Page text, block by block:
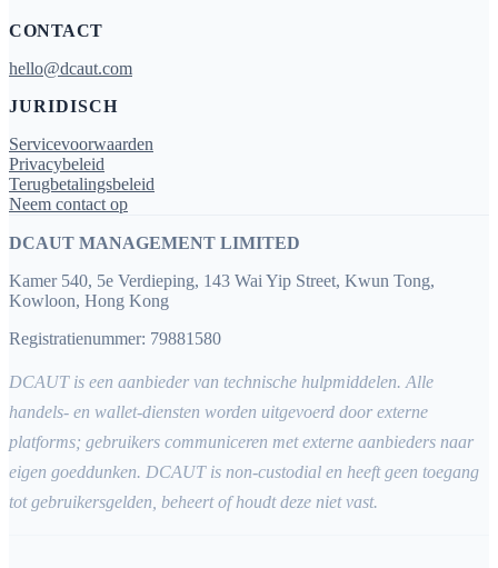
CONTACT
hello@dcaut.com
JURIDISCH
Servicevoorwaarden
Privacybeleid
Terugbetalingsbeleid
Neem contact op
DCAUT MANAGEMENT LIMITED
Kamer 540, 5e Verdieping, 143 Wai Yip Street, Kwun Tong,
Kowloon, Hong Kong
Registratienummer: 79881580
DCAUT is een aanbieder van technische hulpmiddelen. Alle
handels- en wallet-diensten worden uitgevoerd door externe
platforms; gebruikers communiceren met externe aanbieders naar
eigen goeddunken. DCAUT is non-custodial en heeft geen toegang
tot gebruikersgelden, beheert of houdt deze niet vast.